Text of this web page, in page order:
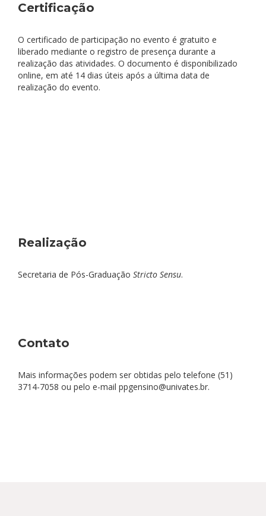
Certificação
O certificado de participação no evento é gratuito e
liberado mediante o registro de presença durante a
realização das atividades. O documento é disponibilizado
online, em até 14 dias úteis após a última data de
realização do evento.
Realização
Secretaria de Pós-Graduação Stricto Sensu.
Contato
Mais informações podem ser obtidas pelo telefone (51)
3714-7058 ou pelo e-mail ppgensino@univates.br.